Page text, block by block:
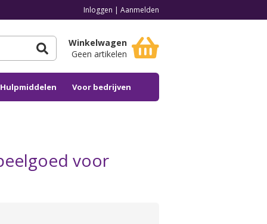
Inloggen | Aanmelden
Winkelwagen
Geen artikelen
Voor bedrijven
voor